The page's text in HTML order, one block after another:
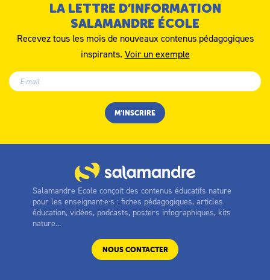
LA LETTRE D’INFORMATION
SALAMANDRE ÉCOLE
Recevez tous les mois de nouveaux contenus pédagogiques
inspirants. Voir un exemple
Salamandre Ecole conçoit des contenus éducatifs nature
pour les enseignant·e·s : fiches pédagogiques, articles
éducation, vidéos, podcasts, posters infographiques, kits
nature...
NOUS CONTACTER